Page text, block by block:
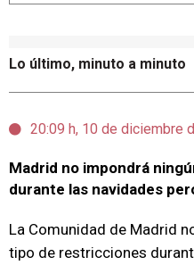
Lo último, minuto a minuto
20:09 h, 10 de diciembre
Madrid no impondrá
durante las navidades
La Comunidad de Madrid
tipo de restricciones